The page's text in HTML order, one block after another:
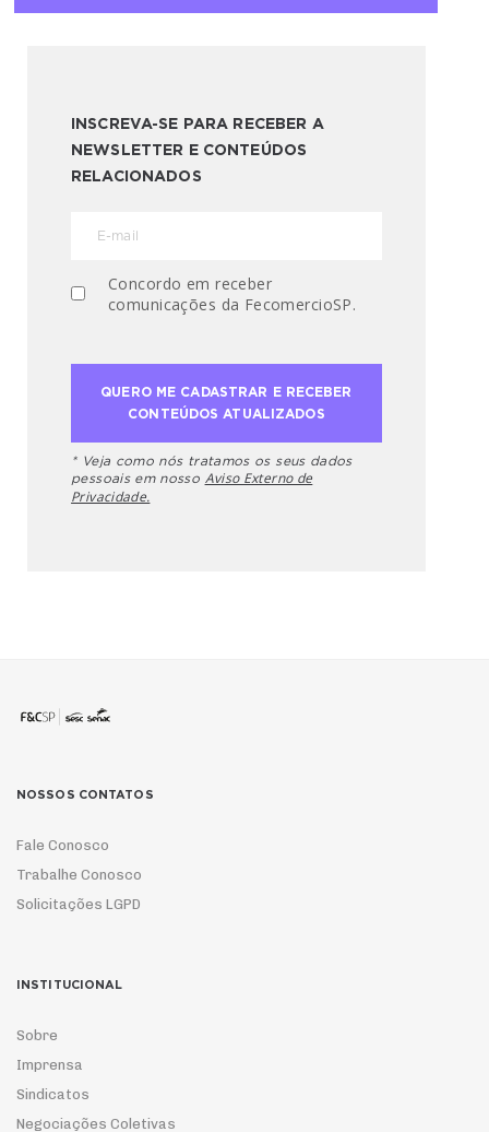
INSCREVA-SE PARA RECEBER A
NEWSLETTER E CONTEÚDOS
RELACIONADOS
Concordo em receber
comunicações da FecomercioSP.
* Veja como nós tratamos os seus dados
pessoais em nosso Aviso Externo de
Privacidade.
NOSSOS CONTATOS
Fale Conosco
Trabalhe Conosco
Solicitações LGPD
INSTITUCIONAL
Sobre
Imprensa
Sindicatos
Negociações Coletivas